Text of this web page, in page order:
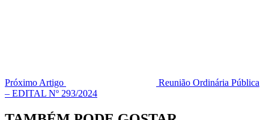
Próximo Artigo
Reunião Ordinária Pública
– EDITAL Nº 293/2024